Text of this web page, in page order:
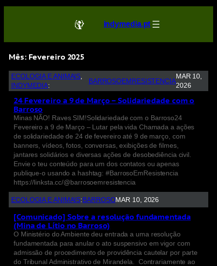
indymedia.pt
Mês: Fevereiro 2025
ECOLOGIA E ANIMAIS
INDYMEDIA:
BARROSOEMRESISTENCIA
MAR 10,
2026
24 Fevereiro a 9 de Março – Solidariedade com o
Barroso
Minas NÃO! Raves SIM!Solidariedade com o Barroso24
Fevereiro a 9 de Março – Lutar pela vida Chamada a ações
de solidariedade de 24 de fevereiro até 9 de março, com
banners, vídeos, fotos, conversas, exibições de filmes,
jantares solidários e diversas ações de desobediência civil.
Envie o teu conteúdo para um dos contatos ou apenas
publique-o usando a hashtag: #BarrosoEmResistencia
https://linksta.cc/@barrosoemresistencia
ECOLOGIA E ANIMAIS:BARROSOMAR 10, 2026
[Comunicado] Sobre a resolução fundamentada
(Mina de Lítio no Barroso)
O Ministério do Ambiente deu entrada a uma resolução
fundamentada para anular o ato suspensivo em vigor com
admissão de procedimento de providência cautelar por parte
do Tribunal Administrativo de Mirandela. Contrariamente ao